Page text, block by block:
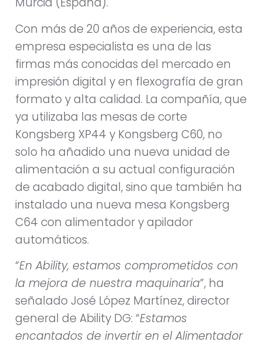
Con más de 20 años de experiencia, esta
empresa especialista es una de las
firmas más conocidas del mercado en
impresión digital y en flexografía de gran
formato y alta calidad. La compañía, que
ya utilizaba las mesas de corte
Kongsberg XP44 y Kongsberg C60, no
solo ha añadido una nueva unidad de
alimentación a su actual configuración
de acabado digital, sino que también ha
instalado una nueva mesa Kongsberg
C64 con alimentador y apilador
automáticos.
“En Ability, estamos comprometidos con
la mejora de nuestra maquinaria”, ha
señalado José López Martínez, director
general de Ability DG: “Estamos
encantados de invertir en el Alimentador